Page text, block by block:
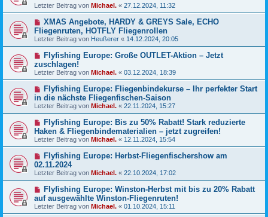
Letzter Beitrag von Michael. « 27.12.2024, 11:32
XMAS Angebote, HARDY & GREYS Sale, ECHO
Fliegenruten, HOTFLY Fliegenrollen
Letzter Beitrag von Heußerer « 14.12.2024, 20:05
Flyfishing Europe: Große OUTLET-Aktion – Jetzt
zuschlagen!
Letzter Beitrag von Michael. « 03.12.2024, 18:39
Flyfishing Europe: Fliegenbindekurse – Ihr perfekter Start
in die nächste Fliegenfischen-Saison
Letzter Beitrag von Michael. « 22.11.2024, 15:27
Flyfishing Europe: Bis zu 50% Rabatt! Stark reduzierte
Haken & Fliegenbindematerialien – jetzt zugreifen!
Letzter Beitrag von Michael. « 12.11.2024, 15:54
Flyfishing Europe: Herbst-Fliegenfischershow am
02.11.2024
Letzter Beitrag von Michael. « 22.10.2024, 17:02
Flyfishing Europe: Winston-Herbst mit bis zu 20% Rabatt
auf ausgewählte Winston-Fliegenruten!
Letzter Beitrag von Michael. « 01.10.2024, 15:11